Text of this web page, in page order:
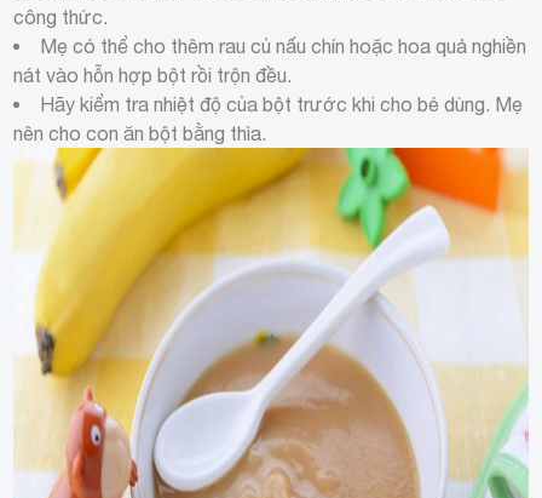
công thức.
Mẹ có thể cho thêm rau củ nấu chín hoặc hoa quả nghiền
nát vào hỗn hợp bột rồi trộn đều.
Hãy kiểm tra nhiệt độ của bột trước khi cho bé dùng. Mẹ
nên cho con ăn bột bằng thìa.